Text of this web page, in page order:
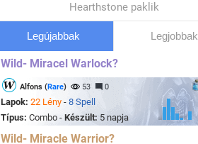
Hearthstone paklik
Legújabbak Legjobbak
Wild- Miracel Warlock?
Alfons (Rare) 53 0
Lapok: 22 Lény - 8 Spell
Típus: Combo - Készült: 5 napja
Wild- Miracle Warrior?